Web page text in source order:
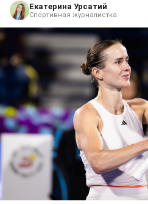
Екатерина Урсатий
Спортивная журналистка